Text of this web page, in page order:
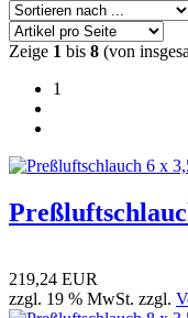
Zeige 1 bis 8 (von
1
219,24 EUR
zzgl. 19 % MwSt. zzgl.